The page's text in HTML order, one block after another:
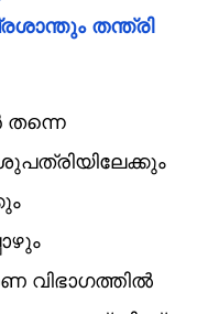
തന്ത്രി
വിഭാഗത്തിൽ